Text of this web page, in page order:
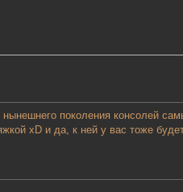
поколения консолей
хD и да, к ней у вас тоже